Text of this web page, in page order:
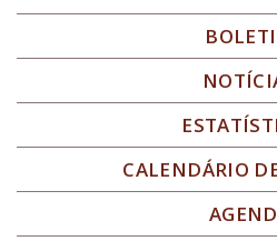
CALENDÁRIO